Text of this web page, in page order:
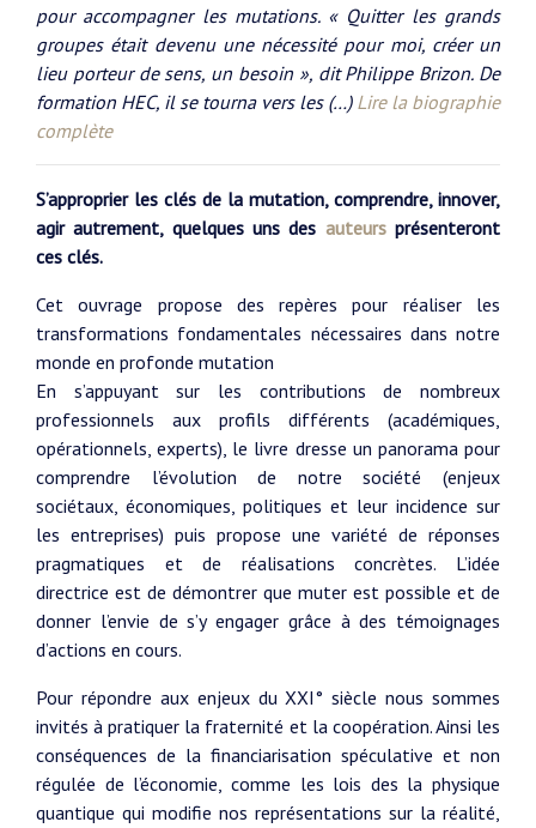
pour accompagner les mutations. « Quitter les grands
groupes était devenu une nécessité pour moi, créer un
lieu porteur de sens, un besoin », dit Philippe Brizon. De
formation HEC, il se tourna vers les (…) Lire la biographie
complète
S’approprier les clés de la mutation, comprendre, innover,
agir autrement, quelques uns des auteursprésenteront
ces clés.
Cet ouvrage propose des repères pour réaliser les
transformations fondamentales nécessaires dans notre
monde en profonde mutation
En s’appuyant sur les contributions de nombreux
professionnels aux profils différents (académiques,
opérationnels, experts), le livre dresse un panorama pour
comprendre l’évolution de notre société (enjeux
sociétaux, économiques, politiques et leur incidence sur
les entreprises) puis propose une variété de réponses
pragmatiques et de réalisations concrètes. L’idée
directrice est de démontrer que muter est possible et de
donner l’envie de s’y engager grâce à des témoignages
d’actions en cours.
Pour répondre aux enjeux du XXI° siècle nous sommes
invités à pratiquer la fraternité et la coopération. Ainsi les
conséquences de la financiarisation spéculative et non
régulée de l’économie, comme les lois des la physique
quantique qui modifie nos représentations sur la réalité,